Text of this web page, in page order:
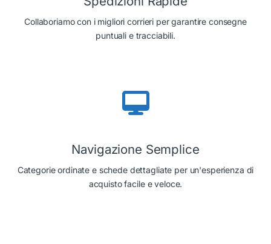
Collaboriamo con i migliori corrieri per garantire consegne
puntuali e tracciabili.
Navigazione Semplice
Categorie ordinate e schede dettagliate per un'esperienza di
acquisto facile e veloce.